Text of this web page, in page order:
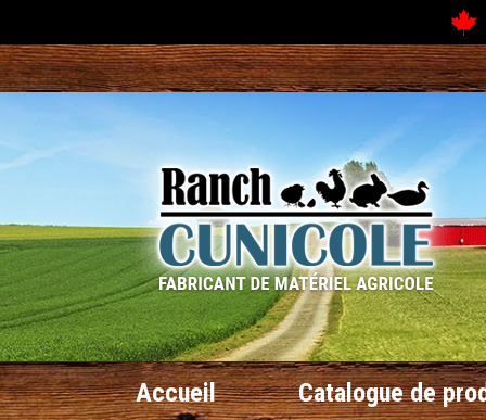
Accueil Catalogue de